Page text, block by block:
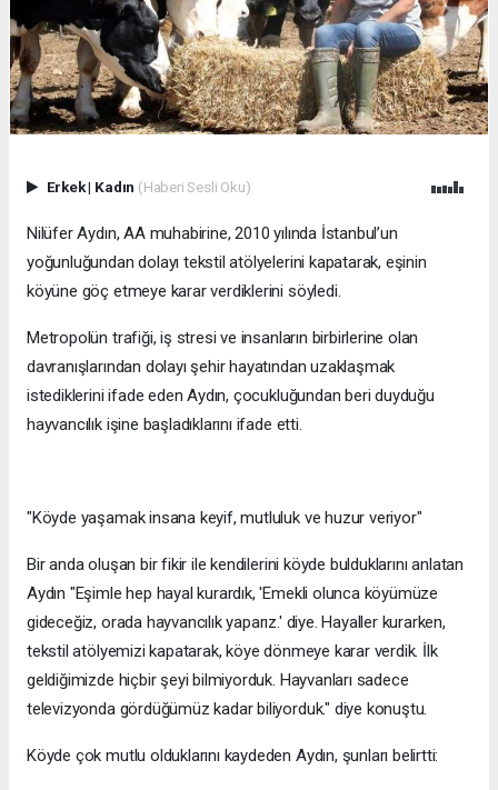
Erkek| Kadın (Haberi Sesli Oku)
Nilüfer Aydın, AA muhabirine, 2010 yılında İstanbul’un
yoğunluğundan dolayı tekstil atölyelerini kapatarak, eşinin
köyüne göç etmeye karar verdiklerini söyledi.
Metropolün trafiği, iş stresi ve insanların birbirlerine olan
davranışlarından dolayı şehir hayatından uzaklaşmak
istediklerini ifade eden Aydın, çocukluğundan beri duyduğu
hayvancılık işine başladıklarını ifade etti.
"Köyde yaşamak insana keyif, mutluluk ve huzur veriyor"
Bir anda oluşan bir fikir ile kendilerini köyde bulduklarını anlatan
Aydın "Eşimle hep hayal kurardık, 'Emekli olunca köyümüze
gideceğiz, orada hayvancılık yaparız.' diye. Hayaller kurarken,
tekstil atölyemizi kapatarak, köye dönmeye karar verdik. İlk
geldiğimizde hiçbir şeyi bilmiyorduk. Hayvanları sadece
televizyonda gördüğümüz kadar biliyorduk." diye konuştu.
Köyde çok mutlu olduklarını kaydeden Aydın, şunları belirtti: